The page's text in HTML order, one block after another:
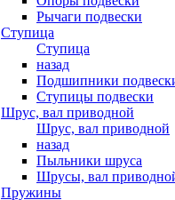
Рычаги подвески
Ступица
Ступица
назад
Подшипники
Ступицы подвески
Шрус, вал приводной
Шрус, вал приводной
назад
Пыльники шруса
Шрусы, вал
Пружины